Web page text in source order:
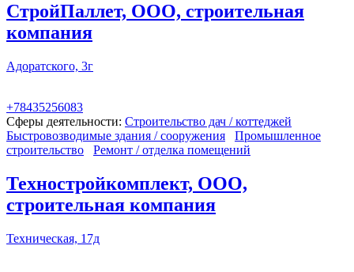
СтройПаллет, ООО, строительная
компания
Адоратского, 3г
+78435256083
Сферы деятельности: Строительство дач / коттеджей
Быстровозводимые здания / сооружения
Промышленное
строительство
Ремонт / отделка помещений
Техностройкомплект, ООО,
строительная компания
Техническая, 17д